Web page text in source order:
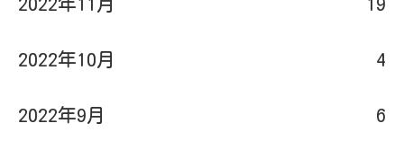
2022年10月 4
2022年9月 6